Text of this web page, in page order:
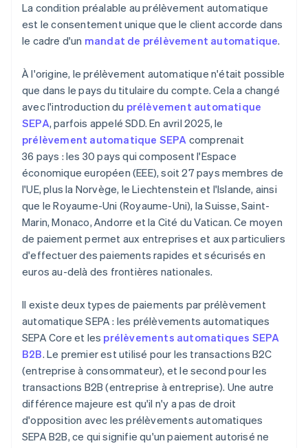
La condition préalable au prélèvement automatique
est le consentement unique que le client accorde dans
le cadre d'un mandat de prélèvement automatique.
À l'origine, le prélèvement automatique n'était possible
que dans le pays du titulaire du compte. Cela a changé
avec l'introduction du prélèvement automatique
SEPA, parfois appelé SDD. En avril 2025, le
prélèvement automatique SEPA comprenait
36 pays : les 30 pays qui composent l'Espace
économique européen (EEE), soit 27 pays membres de
l'UE, plus la Norvège, le Liechtenstein et l'Islande, ainsi
que le Royaume-Uni (Royaume-Uni), la Suisse, Saint-
Marin, Monaco, Andorre et la Cité du Vatican. Ce moyen
de paiement permet aux entreprises et aux particuliers
d'effectuer des paiements rapides et sécurisés en
euros au-delà des frontières nationales.
Il existe deux types de paiements par prélèvement
automatique SEPA : les prélèvements automatiques
SEPA Core et les prélèvements automatiques SEPA
B2B. Le premier est utilisé pour les transactions B2C
(entreprise à consommateur), et le second pour les
transactions B2B (entreprise à entreprise). Une autre
différence majeure est qu'il n'y a pas de droit
d'opposition avec les prélèvements automatiques
SEPA B2B, ce qui signifie qu'un paiement autorisé ne